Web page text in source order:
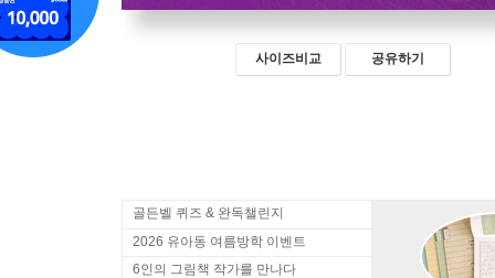
사이즈비교 공유하기
골든벨 퀴즈 & 완독챌린지
2026 유아동 여름방학 이벤트
6인의 그림책 작가를 만나다